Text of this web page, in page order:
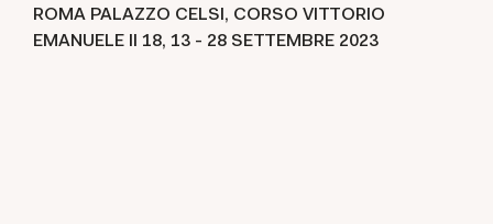
ROMA PALAZZO CELSI, CORSO VITTORIO
EMANUELE II 18, 13 - 28 SETTEMBRE 2023